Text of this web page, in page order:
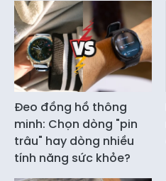
Đeo đồng hồ thông
minh: Chọn dòng "pin
trâu" hay dòng nhiều
tính năng sức khỏe?